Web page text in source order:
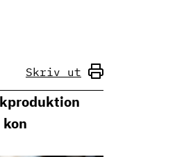
Skriv ut